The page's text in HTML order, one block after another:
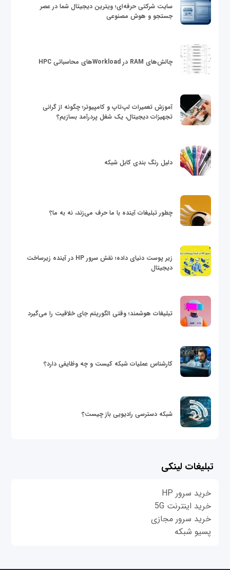
سایت شرکتی حرفه‌ای؛ ویترین دیجیتال شما در عصر
جستجو و هوش مصنوعی
چالش‌های RAM در Workloadهای محاسباتی HPC
آموزش تعمیرات لپ‌تاپ و کامپیوتر؛ چگونه از گرانی
تجهیزات دیجیتال، یک شغل پردرآمد بسازیم؟
دلیل رنگ بندی کابل شبکه
چطور تبلیغات آینده با ما حرف می‌زند، نه به ما؟
زیر پوست دنیای داده؛ نقش سرور HP در آینده زیرساخت
دیجیتال
تبلیغات هوشمند؛ وقتی الگوریتم جای خلاقیت را می‌گیرد
کارشناس عملیات شبکه کیست و چه وظایفی دارد؟
شبکه دسترسی رادیویی باز چیست؟
تبلیغات لینکی
خرید سرور HP
خرید اینترنت 5G
خرید سرور مجازی
پسیو شبکه